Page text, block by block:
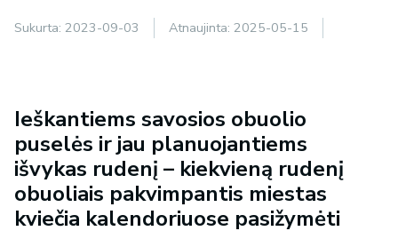
Sukurta: 2023-09-03 Atnaujinta: 2025-05-15
Ieškantiems savosios obuolio
puselės ir jau planuojantiems
išvykas rudenį – kiekvieną rudenį
obuoliais pakvimpantis miestas
kviečia kalendoriuose pasižymėti